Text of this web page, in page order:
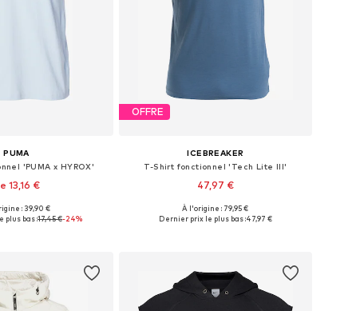
PUMA
'PUMA x HYROX'
13,16 €
M, L, XL
: 39,90 €
plus bas :17,45 €-24%
OFFRE
ICEBREAKER
T-Shirt fonctionnel 'Tech Lite III'
47,97 €
Tailles disponibles: XS, S, M, L, XL
À l'origine : 79,95 €
Dernier prix le plus bas :47,97 €